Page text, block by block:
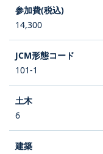
14,300
101-1
6